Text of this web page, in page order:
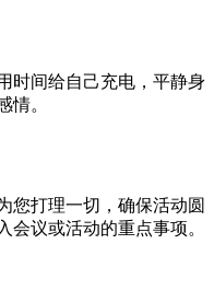
时间给自己充电，平静身
情。
您打理一切，确保活动圆
会议或活动的重点事项。